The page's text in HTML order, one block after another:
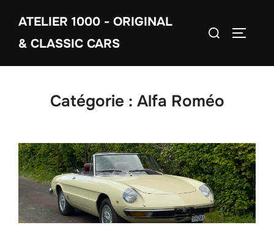
contenu
ATELIER 1000 - ORIGINAL
& CLASSIC CARS
Rechercher :
Catégorie : Alfa Roméo